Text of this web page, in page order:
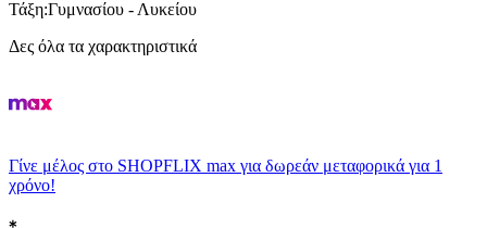
Τάξη:Γυμνασίου - Λυκείου
Δες όλα τα χαρακτηριστικά
Γίνε μέλος στο SHOPFLIX max για δωρεάν μεταφορικά για 1
χρόνο!